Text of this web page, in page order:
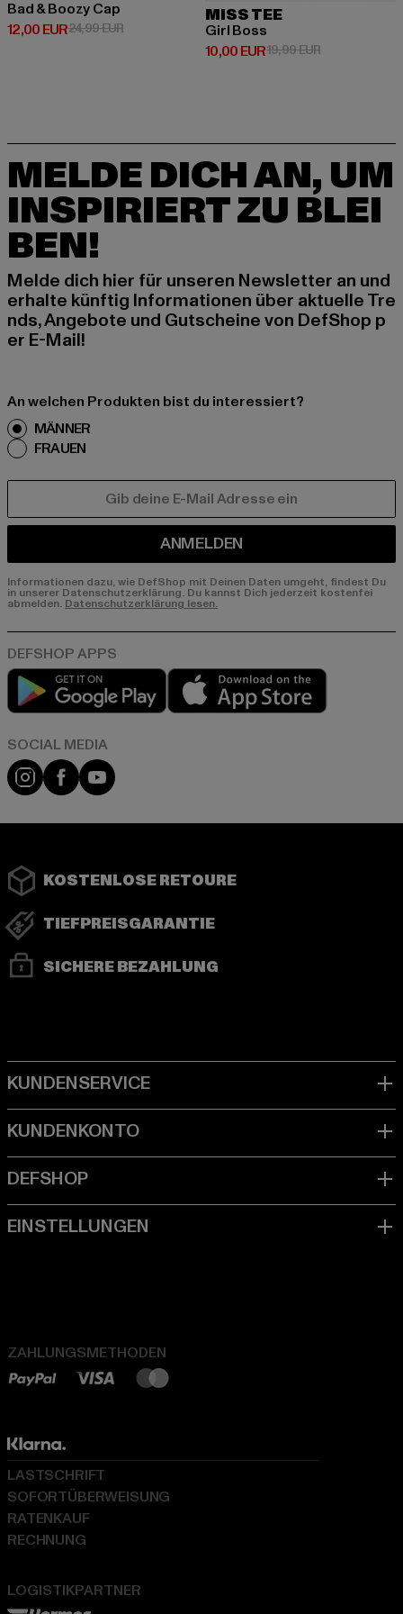
Bad & Boozy Cap
12,00 EUR
Derzeitiger Preis: 12,00 EUR
24,99 EURAktionspreis: 24,99 EUR
MISS TEE
Girl Boss
10,00 EUR
Derzeitiger Preis: 10,00 EUR
19,99 EURAktionspreis:
MELDE DICH AN, UM
INSPIRIERT ZU BLEI
BEN!
Melde dich hier für unseren Newsletter an und
erhalte künftig Informationen über aktuelle Tre
nds, Angebote und Gutscheine von DefShop p
er E-Mail!
An welchen Produkten bist du interessiert?
MÄNNER
FRAUEN
ANMELDEN
Informationen dazu, wie DefShop mit Deinen Daten umgeht, findest Du
in unserer Datenschutzerklärung. Du kannst Dich jederzeit kostenfei
abmelden. Datenschutzerklärung lesen.
Play market
Instagram
FacebookYouTube
KOSTENLOSE RETOURE
TIEFPREISGARANTIE
SICHERE BEZAHLUNG
ZAHLUNGSMETHODEN
LOGISTIKPARTNER
LASTSCHRIFT
SOFORTÜBERWEISUNG
RATENKAUF
RECHNUNG